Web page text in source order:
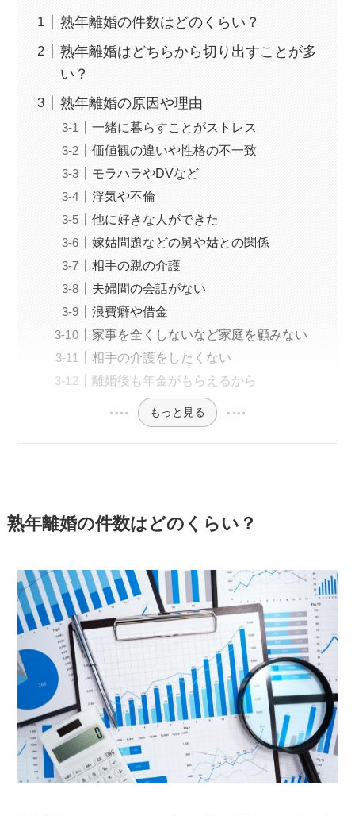
熟年離婚の件数はどのくらい？
熟年離婚はどちらから切り出すことが多
い？
熟年離婚の原因や理由
一緒に暮らすことがストレス
価値観の違いや性格の不一致
モラハラやDVなど
浮気や不倫
他に好きな人ができた
嫁姑問題などの舅や姑との関係
相手の親の介護
夫婦間の会話がない
浪費癖や借金
家事を全くしないなど家庭を顧みない
相手の介護をしたくない
離婚後も年金がもらえるから
もっと見る
熟年離婚の件数はどのくらい？